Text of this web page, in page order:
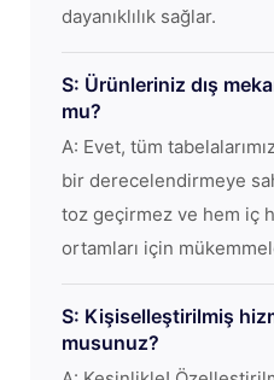
dayanıklılık sağlar.
S: Ürünleriniz dış
mu?
A: Evet, tüm
bir derecelendirmeye
toz geçirmez ve hem iç
ortamları için
S: Kişiselleştirilmiş
musunuz?